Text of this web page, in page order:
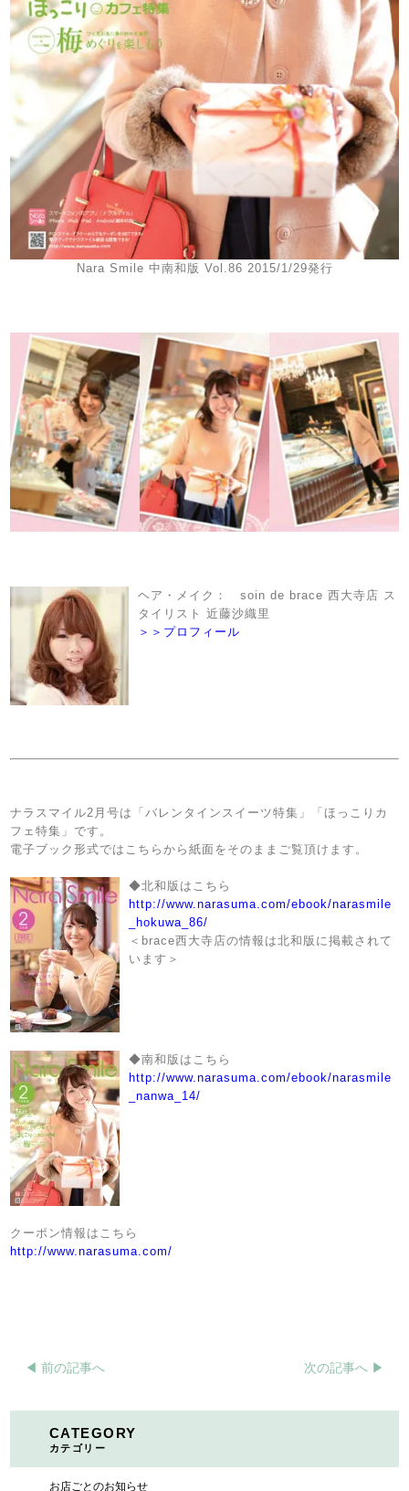
Nara Smile 中南和版 Vol.86 2015/1/29発行
ヘア・メイク： soin de brace 西大寺店 ス
タイリスト 近藤沙織里
＞＞プロフィール
ナラスマイル2月号は「バレンタイン スイーツ特集」「ほっこりカ
フェ特集」です。
電子ブック形式ではこちらから紙面をそのままご覧頂けます。
◆北和版はこちら
http://www.narasuma.com/ebook/narasmile
_hokuwa_86/
＜brace西大寺店の情報は北和版に掲載されて
います＞
◆南和版はこちら
http://www.narasuma.com/ebook/narasmile
_nanwa_14/
クーポン情報はこちら
http://www.narasuma.com/
◀︎ 前の記事へ 次の記事へ ▶︎
CATEGORY
カテゴリー
お店ごとのお知らせ